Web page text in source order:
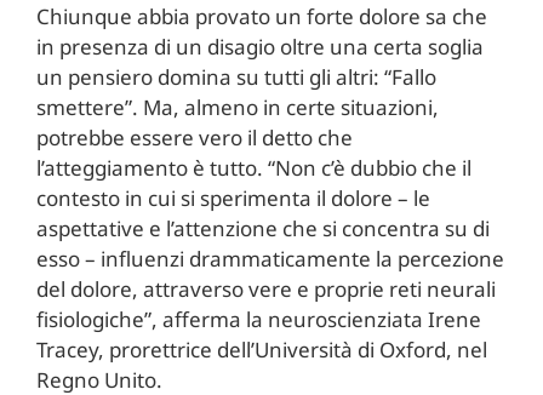
Chiunque abbia provato un forte dolore sa che
in presenza di un disagio oltre una certa soglia
un pensiero domina su tutti gli altri: “Fallo
smettere”. Ma, almeno in certe situazioni,
potrebbe essere vero il detto che
l’atteggiamento è tutto. “Non c’è dubbio che il
contesto in cui si sperimenta il dolore – le
aspettative e l’attenzione che si concentra su di
esso – influenzi drammaticamente la percezione
del dolore, attraverso vere e proprie reti neurali
fisiologiche”, afferma la neuroscienziata Irene
Tracey, prorettrice dell’Università di Oxford, nel
Regno Unito.